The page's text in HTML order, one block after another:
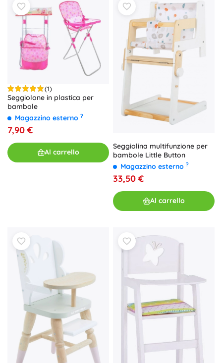
(1)
Seggiolone in plastica per
bambole
Magazzino esterno ?
7,90 €
Al carrello
Seggiolina multifunzione per
bambole Little Button
Magazzino esterno ?
33,50 €
Al carrello